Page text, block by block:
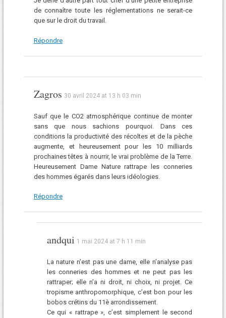
de connaître toute les réglementations ne serait-ce
que sur le droit du travail.
Répondre
Zagros 30 avril 2024 at 13 h 03 min
Sauf que le CO2 atmosphérique continue de monter
sans que nous sachions pourquoi. Dans ces
conditions la productivité des récoltes et de la pèche
augmente, et heureusement pour les 10 milliards
prochaines têtes à nourrir, le vrai problème de la Terre.
Heureusement Dame Nature rattrape les conneries
des hommes égarés dans leurs idéologies.
Répondre
andqui 1 mai 2024 at 7 h 11 min
La nature n’est pas une dame, elle n’analyse pas
les conneries des hommes et ne peut pas les
rattraper; elle n’a ni droit, ni choix, ni projet. Ce
tropisme anthropomorphique, c’est bon pour les
bobos crétins du 11è arrondissement.
Ce qui « rattrape », c’est simplement le second